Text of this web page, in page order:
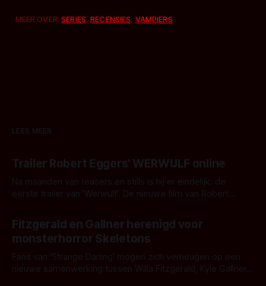
MEER OVER:SERIES,RECENSIES, VAMPIERS
LEES MEER
Trailer Robert Eggers' WERWULF online
Na maanden van teasers en stills is hij er eindelijk: de
eerste trailer van 'Werwulf'. De nieuwe film van Robert
kille stijl vol folklore en mythe. Het topic deze keer is (kon
het het al raden?)... de weerwolf. Kijk je mee?
Fitzgerald en Gallner herenigd voor
monsterhorror Skeletons
Fans van 'Strange Darling' mogen zich verheugen op een
nieuwe samenwerking tussen Willa Fitzgerald, Kyle Gallner